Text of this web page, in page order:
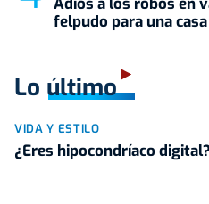
felpudo para una
Lo último
VIDA Y ESTILO
¿Eres hipocondríaco digital?